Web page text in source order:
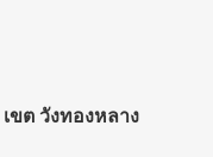
เขต วังทองหลาง